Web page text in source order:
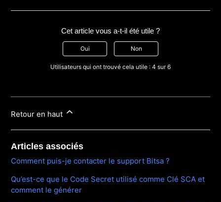
Cet article vous a-t-il été utile ?
Oui Non
Utilisateurs qui ont trouvé cela utile : 4 sur 6
Retour en haut
Articles associés
Comment puis-je contacter le support Bitsa ?
Qu’est-ce que le Code Secret utilisé comme Clé SCA et
comment le générer